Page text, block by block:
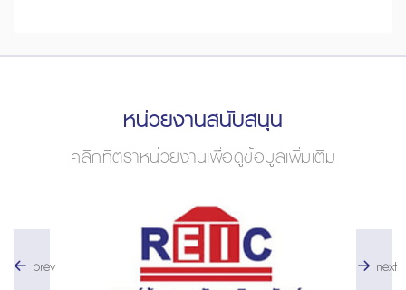
หน่วยงานสนับสนุน
คลิกที่ตราหน่วยงานเพื่อดูข้อมูลเพิ่มเติม
prev next